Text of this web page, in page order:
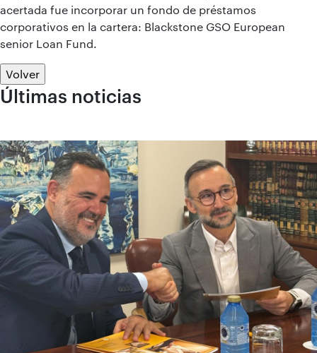
acertada fue incorporar un fondo de préstamos
corporativos en la cartera: Blackstone GSO European
senior Loan Fund.
Volver
Últimas noticias